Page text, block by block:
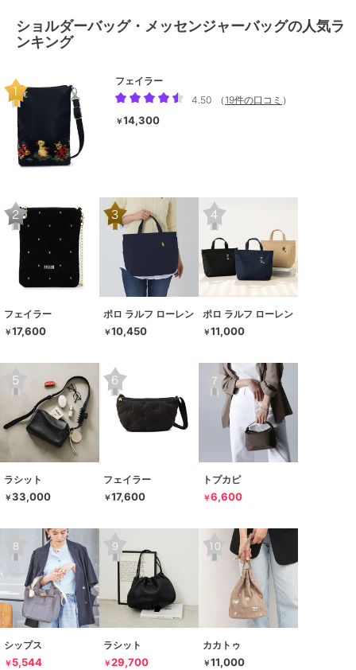
ショルダーバッグ・メッセンジャーバッグの人気ラ
ンキング
フェイラー
4.50
（ 19件の口コミ ）
￥14,300
フェイラー
￥17,600
ポロ ラルフ ローレン
￥10,450
ポロ ラルフ ローレン
￥11,000
ラシット
￥33,000
フェイラー
￥17,600
トプカピ
￥6,600
シップス
￥ 5,544
ラシット
￥29,700
カカトゥ
￥11,000